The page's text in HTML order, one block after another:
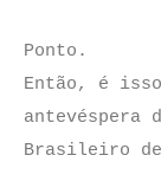
Ponto.
Então, é
antevéspera
Brasileiro